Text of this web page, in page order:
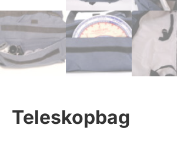
Teleskopbag